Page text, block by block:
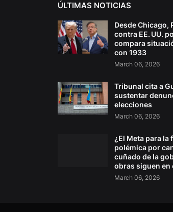
ÚLTIMAS NOTICIAS
Desde Chicago,
contra EE. UU.
compara
con 1933
March 06, 2026
Tribunal cita a
sustentar
elecciones
March 06, 2026
¿El Meta para la
polémica por
cuñado de la
obras siguen en
March 06, 2026